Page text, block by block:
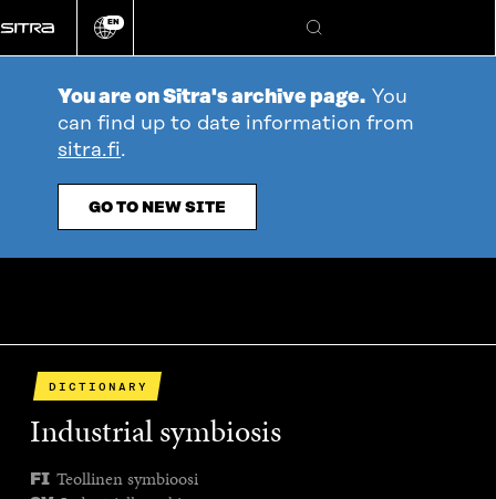
directly
to
Change
EN
Search
You are on Sitra's archive page. You
can find up to date information from
sitra.fi.
GO TO NEW SITE
DICTIONARY
Industrial symbiosis
FI Teollinen symbioosi